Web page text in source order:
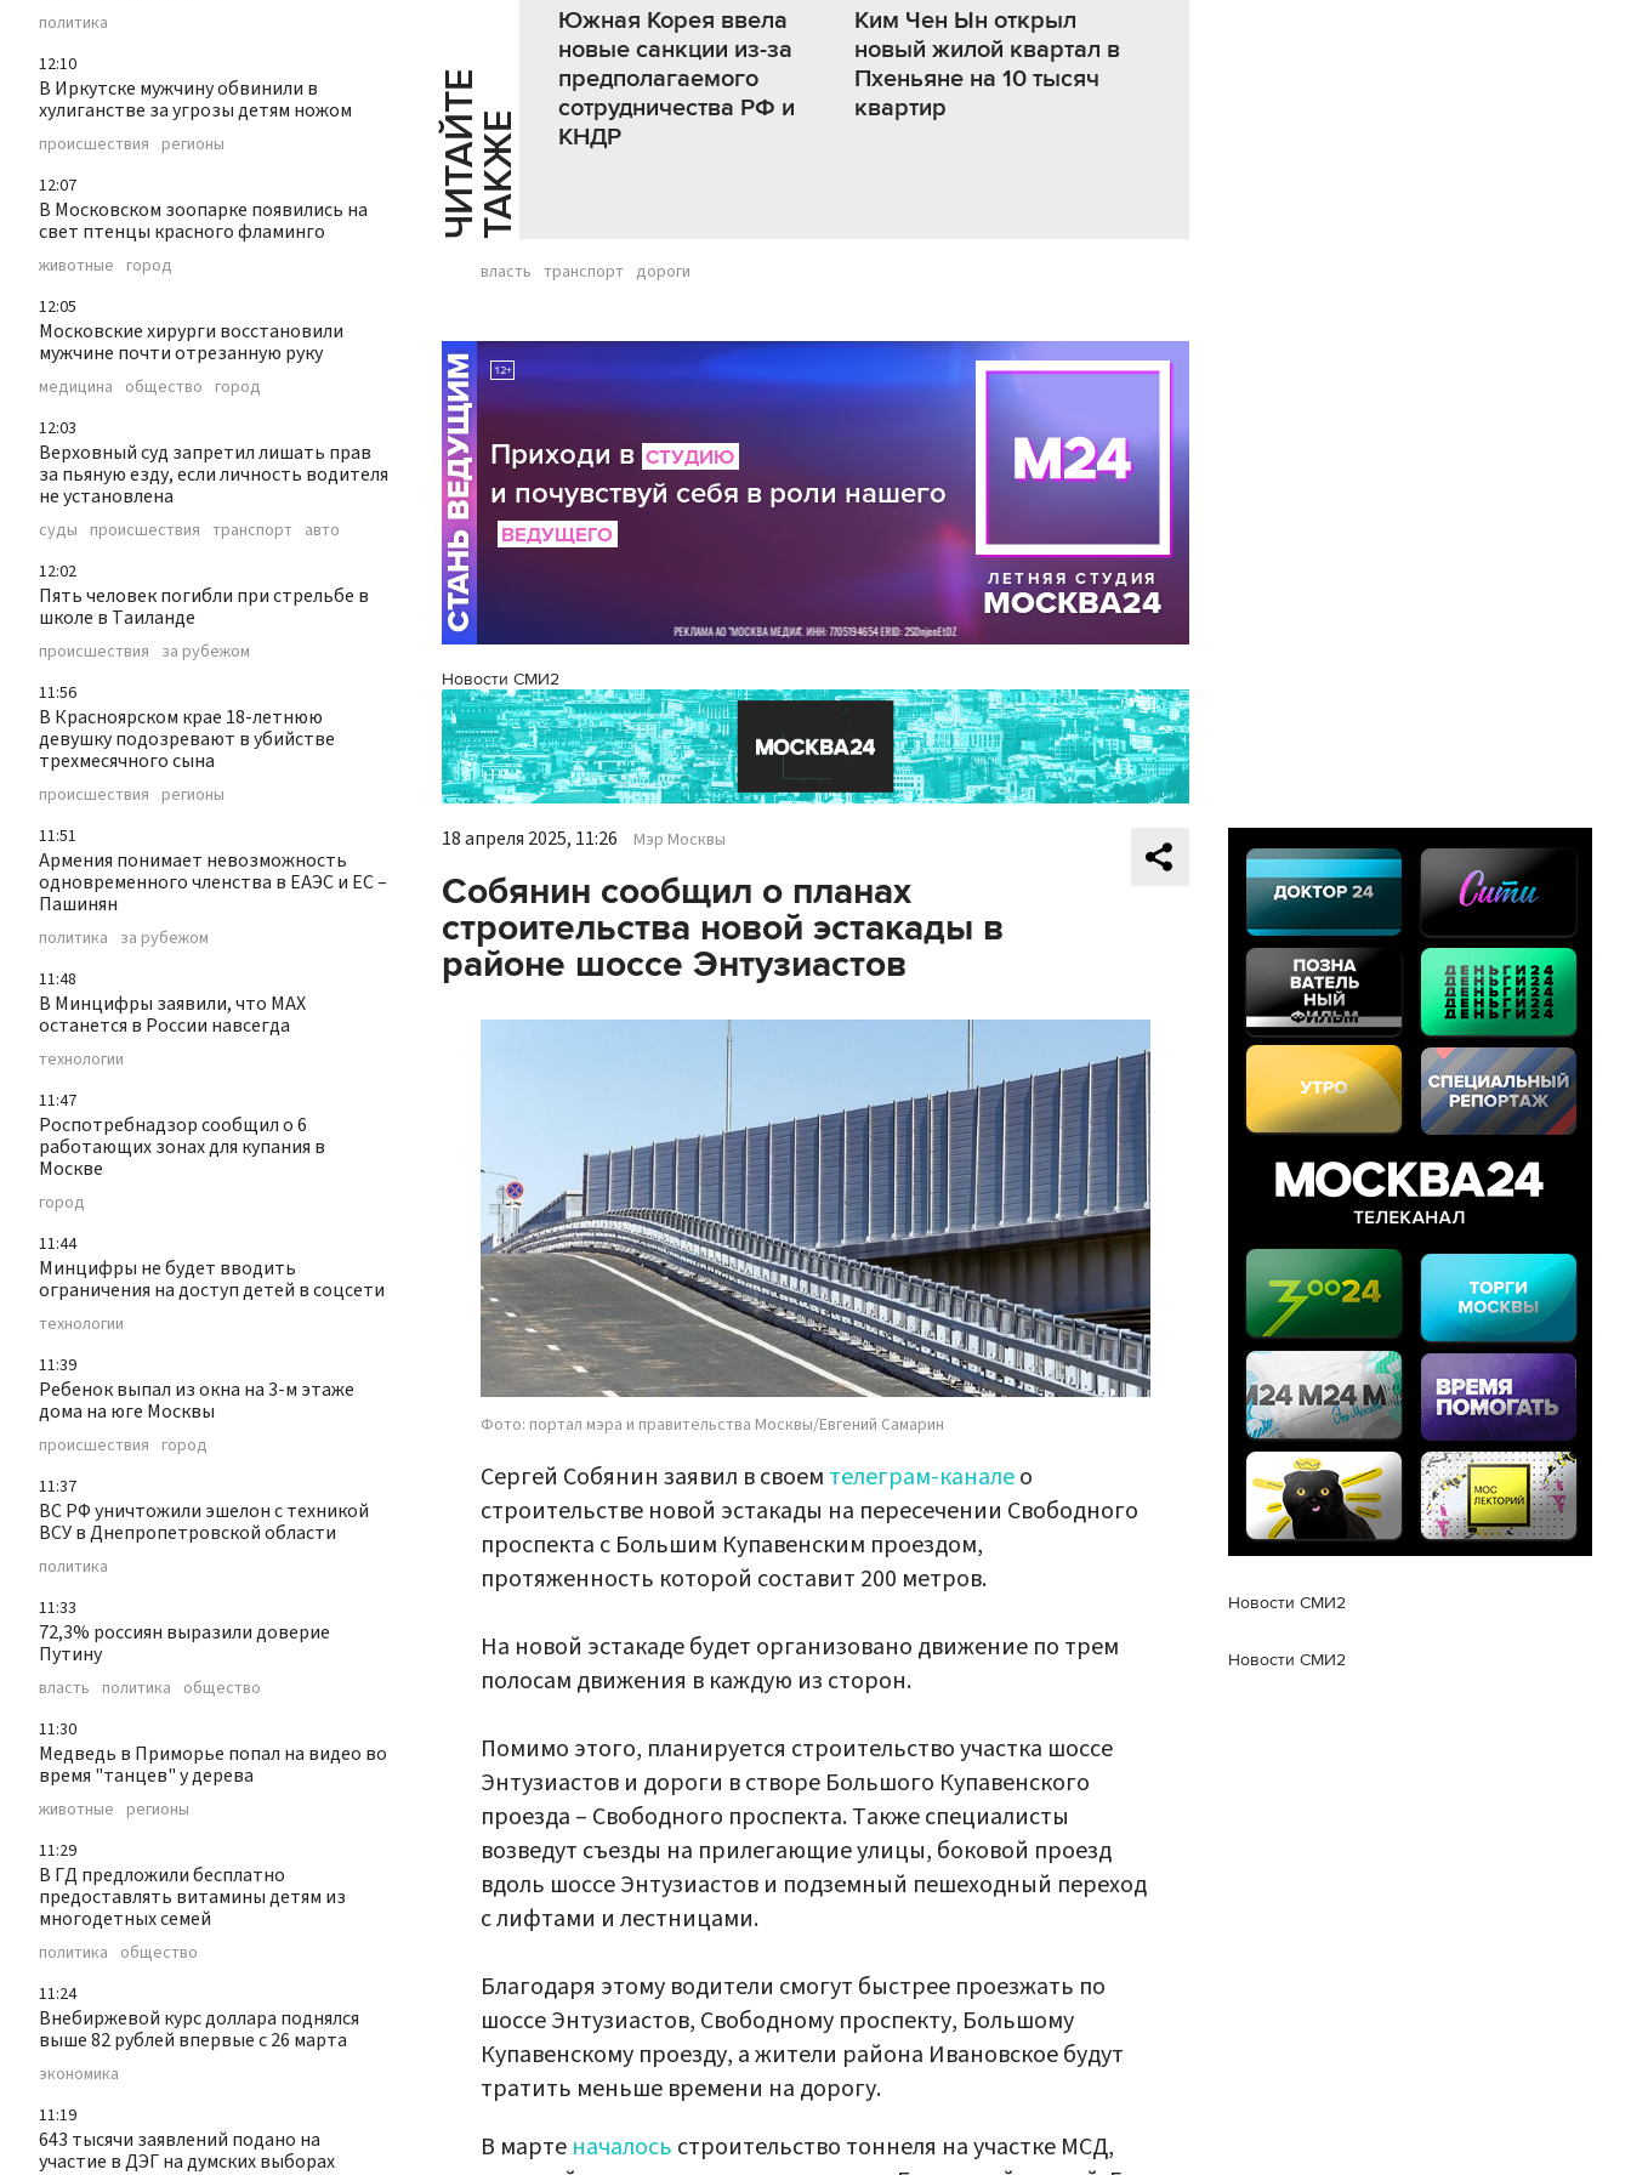
политика
12:10
В Иркутске мужчину обвинили в
хулиганстве за угрозы детям ножом
происшествия регионы
12:07
В Московском зоопарке появились на
свет птенцы красного фламинго
животные город
12:05
Московские хирурги восстановили
мужчине почти отрезанную руку
медицина общество город
12:03
Верховный суд запретил лишать прав
за пьяную езду, если личность водителя
не установлена
суды происшествия транспорт авто
12:02
Пять человек погибли при стрельбе в
школе в Таиланде
происшествия за рубежом
11:56
В Красноярском крае 18-летнюю
девушку подозревают в убийстве
трехмесячного сына
происшествия регионы
11:51
Армения понимает невозможность
одновременного членства в ЕАЭС и ЕС –
Пашинян
политика за рубежом
11:48
В Минцифры заявили, что МАХ
останется в России навсегда
технологии
11:47
Роспотребнадзор сообщил о 6
работающих зонах для купания в
Москве
город
11:44
Минцифры не будет вводить
ограничения на доступ детей в соцсети
технологии
11:39
Ребенок выпал из окна на 3-м этаже
дома на юге Москвы
происшествия город
11:37
ВС РФ уничтожили эшелон с техникой
ВСУ в Днепропетровской области
политика
11:33
72,3% россиян выразили доверие
Путину
власть политика общество
11:30
Медведь в Приморье попал на видео во
время "танцев" у дерева
животные регионы
11:29
В ГД предложили бесплатно
предоставлять витамины детям из
многодетных семей
политика общество
11:24
Внебиржевой курс доллара поднялся
выше 82 рублей впервые с 26 марта
экономика
11:19
643 тысячи заявлений подано на
участие в ДЭГ на думских выборах
Ч
И
Т
АЙ
Т
Е
Т
А
К
ЖЕ
Южная Корея ввела
новые санкции из-за
предполагаемого
сотрудничества РФ и
КНДР
Ким Чен Ын открыл
новый жилой квартал в
Пхеньяне на 10 тысяч
квартир
власть транспорт дороги
Новости СМИ2
18 апреля 2025, 11:26 Мэр Москвы
Собянин сообщил о планах
строительства новой эстакады в
районе шоссе Энтузиастов
Фото: портал мэра и правительства Москвы/Евгений Самарин
Сергей Собянин заявил в своем телеграм-каналео
строительстве новой эстакады на пересечении Свободного
проспекта с Большим Купавенским проездом,
протяженность которой составит 200 метров.
На новой эстакаде будет организовано движение по трем
полосам движения в каждую из сторон.
Помимо этого, планируется строительство участка шоссе
Энтузиастов и дороги в створе Большого Купавенского
проезда – Свободного проспекта. Также специалисты
возведут съезды на прилегающие улицы, боковой проезд
вдоль шоссе Энтузиастов и подземный пешеходный переход
с лифтами и лестницами.
Благодаря этому водители смогут быстрее проезжать по
шоссе Энтузиастов, Свободному проспекту, Большому
Купавенскому проезду, а жители района Ивановское будут
тратить меньше времени на дорогу.
В марте началось строительство тоннеля на участке МСД,
Новости СМИ2
Новости СМИ2